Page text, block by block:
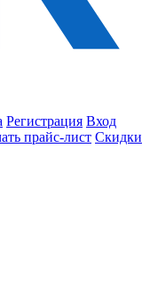
Регистрация Вход
прайс-лист Скидки